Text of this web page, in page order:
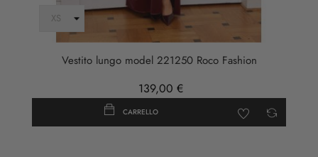
Vestito lungo model 221250 Roco Fashion
139,00 €
CARRELLO